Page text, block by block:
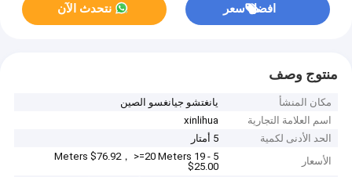
افضل سعر نتحدث الآن
منتوج وصف
مكان المنشأ
يانغتشو جيانغسو الصين
اسم العلامة التجارية
xinlihua
الحد الأدنى لكمية
5 أمتار
الأسعار
5 - 19 Meters $76.92， >=20 Meters
$25.00